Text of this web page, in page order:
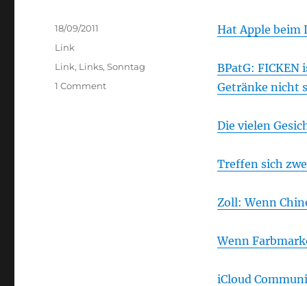
Hat Apple beim
BPatG:
Getränke nicht
Die vielen
Treffen sich
Zoll: Wenn
Wenn
iCloud
Posted
on
18/09/2011
Categories
Link
Tags
Link, Links,Sonntag
1 Commenton